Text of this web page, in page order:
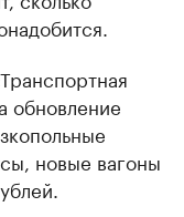
обновление
новые вагоны